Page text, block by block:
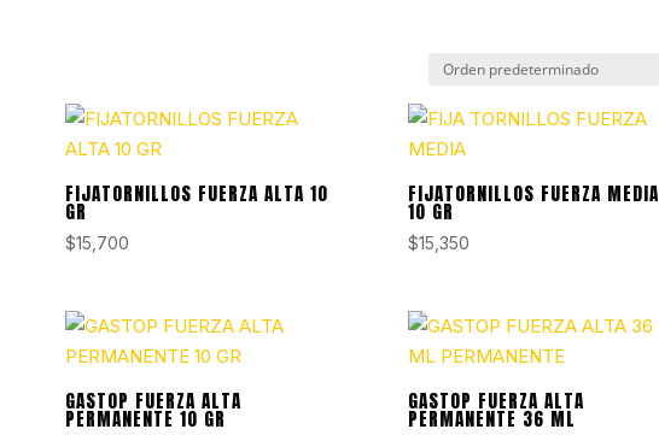
FIJATORNILLOS FUERZA ALTA 10
GR
$15,700
FIJATORNILLOS FUERZA MEDIA
10 GR
$15,350
GASTOP FUERZA ALTA
PERMANENTE 10 GR
GASTOP FUERZA ALTA
PERMANENTE 36 ML